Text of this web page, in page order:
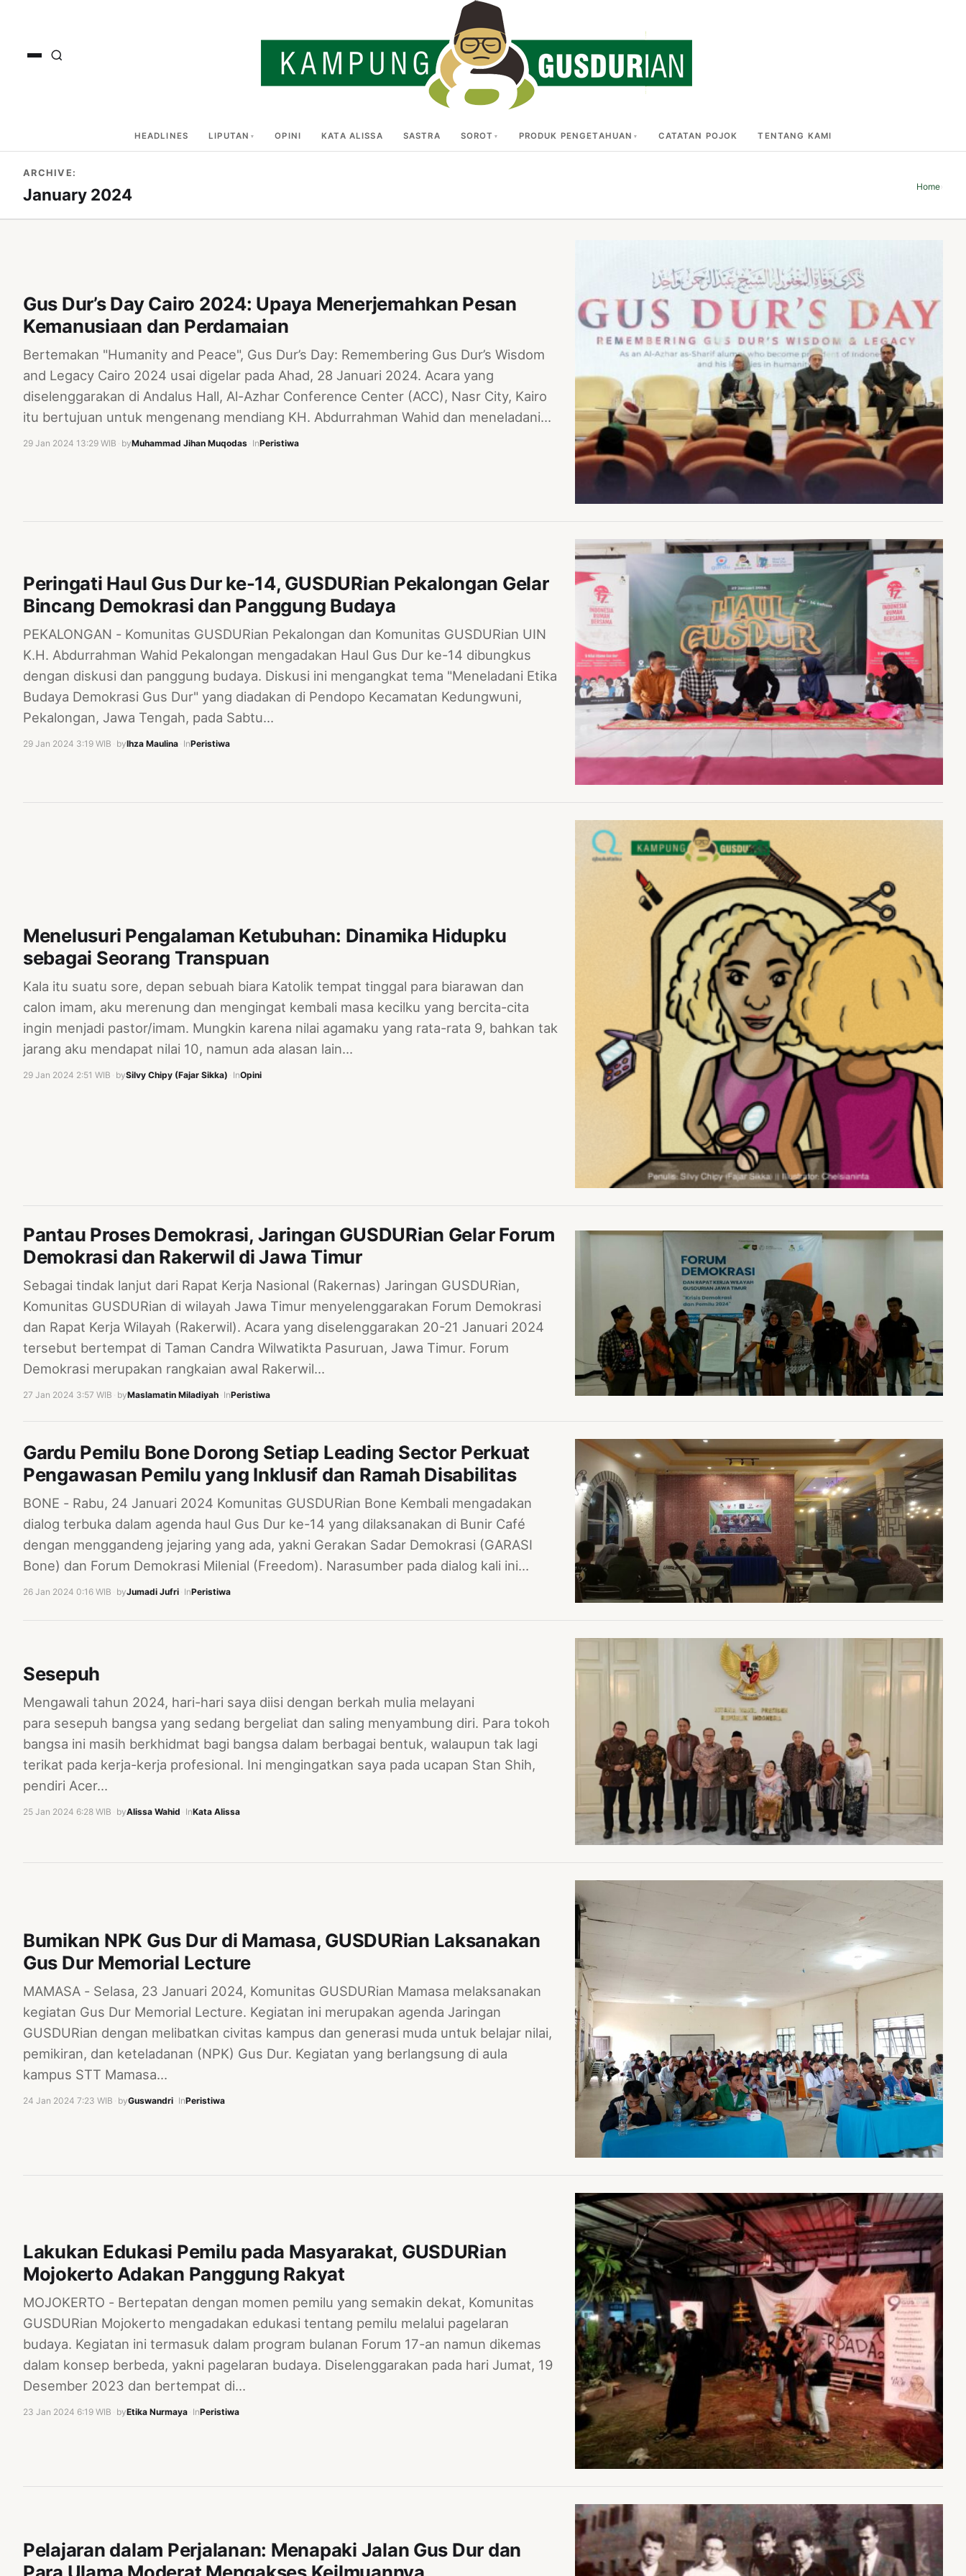
HEADLINES LIPUTAN OPINI KATA ALISSA SASTRA SOROT PRODUK PENGETAHUAN CATATAN POJOK TENTANG KAMI
ARCHIVE:
January 2024 Home›
Gus Dur’s Day Cairo 2024: Upaya Menerjemahkan Pesan
Kemanusiaan dan Perdamaian
Bertemakan "Humanity and Peace", Gus Dur’s Day: Remembering Gus Dur’s Wisdom
and Legacy Cairo 2024 usai digelar pada Ahad, 28 Januari 2024. Acara yang
diselenggarakan di Andalus Hall, Al-Azhar Conference Center (ACC), Nasr City, Kairo
itu bertujuan untuk mengenang mendiang KH. Abdurrahman Wahid dan meneladani…
29 Jan 2024 13:29 WIB byMuhammad Jihan Muqodas InPeristiwa
Peringati Haul Gus Dur ke-14, GUSDURian Pekalongan Gelar
Bincang Demokrasi dan Panggung Budaya
PEKALONGAN - Komunitas GUSDURian Pekalongan dan Komunitas GUSDURian UIN
K.H. Abdurrahman Wahid Pekalongan mengadakan Haul Gus Dur ke-14 dibungkus
dengan diskusi dan panggung budaya. Diskusi ini mengangkat tema "Meneladani Etika
Budaya Demokrasi Gus Dur" yang diadakan di Pendopo Kecamatan Kedungwuni,
Pekalongan, Jawa Tengah, pada Sabtu…
29 Jan 2024 3:19 WIB byIhza Maulina InPeristiwa
Menelusuri Pengalaman Ketubuhan: Dinamika Hidupku
sebagai Seorang Transpuan
Kala itu suatu sore, depan sebuah biara Katolik tempat tinggal para biarawan dan
calon imam, aku merenung dan mengingat kembali masa kecilku yang bercita-cita
ingin menjadi pastor/imam. Mungkin karena nilai agamaku yang rata-rata 9, bahkan tak
jarang aku mendapat nilai 10, namun ada alasan lain…
29 Jan 2024 2:51 WIB bySilvy Chipy (Fajar Sikka) InOpini
Pantau Proses Demokrasi, Jaringan GUSDURian Gelar Forum
Demokrasi dan Rakerwil di Jawa Timur
Sebagai tindak lanjut dari Rapat Kerja Nasional (Rakernas) Jaringan GUSDURian,
Komunitas GUSDURian di wilayah Jawa Timur menyelenggarakan Forum Demokrasi
dan Rapat Kerja Wilayah (Rakerwil). Acara yang diselenggarakan 20-21 Januari 2024
tersebut bertempat di Taman Candra Wilwatikta Pasuruan, Jawa Timur. Forum
Demokrasi merupakan rangkaian awal Rakerwil…
27 Jan 2024 3:57 WIB byMaslamatin Miladiyah InPeristiwa
Gardu Pemilu Bone Dorong Setiap Leading Sector Perkuat
Pengawasan Pemilu yang Inklusif dan Ramah Disabilitas
BONE - Rabu, 24 Januari 2024 Komunitas GUSDURian Bone Kembali mengadakan
dialog terbuka dalam agenda haul Gus Dur ke-14 yang dilaksanakan di Bunir Café
dengan menggandeng jejaring yang ada, yakni Gerakan Sadar Demokrasi (GARASI
Bone) dan Forum Demokrasi Milenial (Freedom). Narasumber pada dialog kali ini…
26 Jan 2024 0:16 WIB byJumadi Jufri InPeristiwa
Sesepuh
Mengawali tahun 2024, hari-hari saya diisi dengan berkah mulia melayani
para sesepuh bangsa yang sedang bergeliat dan saling menyambung diri. Para tokoh
bangsa ini masih berkhidmat bagi bangsa dalam berbagai bentuk, walaupun tak lagi
terikat pada kerja-kerja profesional. Ini mengingatkan saya pada ucapan Stan Shih,
pendiri Acer…
25 Jan 2024 6:28 WIB byAlissa Wahid InKata Alissa
Bumikan NPK Gus Dur di Mamasa, GUSDURian Laksanakan
Gus Dur Memorial Lecture
MAMASA - Selasa, 23 Januari 2024, Komunitas GUSDURian Mamasa melaksanakan
kegiatan Gus Dur Memorial Lecture. Kegiatan ini merupakan agenda Jaringan
GUSDURian dengan melibatkan civitas kampus dan generasi muda untuk belajar nilai,
pemikiran, dan keteladanan (NPK) Gus Dur. Kegiatan yang berlangsung di aula
kampus STT Mamasa…
24 Jan 2024 7:23 WIB byGuswandri InPeristiwa
Lakukan Edukasi Pemilu pada Masyarakat, GUSDURian
Mojokerto Adakan Panggung Rakyat
MOJOKERTO - Bertepatan dengan momen pemilu yang semakin dekat, Komunitas
GUSDURian Mojokerto mengadakan edukasi tentang pemilu melalui pagelaran
budaya. Kegiatan ini termasuk dalam program bulanan Forum 17-an namun dikemas
dalam konsep berbeda, yakni pagelaran budaya. Diselenggarakan pada hari Jumat, 19
Desember 2023 dan bertempat di…
23 Jan 2024 6:19 WIB byEtika Nurmaya InPeristiwa
Pelajaran dalam Perjalanan: Menapaki Jalan Gus Dur dan